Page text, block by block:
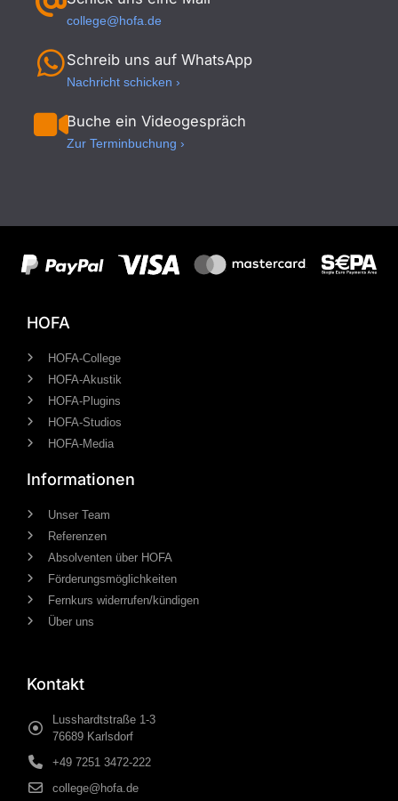
college@hofa.de
Schreib uns auf WhatsApp
Nachricht schicken ›
Buche ein Videogespräch
Zur Terminbuchung ›
HOFA
HOFA-College
HOFA-Akustik
HOFA-Plugins
HOFA-Studios
HOFA-Media
Informationen
Unser Team
Referenzen
Absolventen über HOFA
Förderungsmöglichkeiten
Fernkurs widerrufen/kündigen
Über uns
Kontakt
Lusshardtstraße 1-3
76689 Karlsdorf
+49 7251 3472-222
college@hofa.de